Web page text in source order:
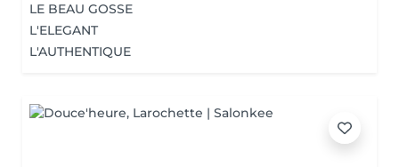
LE BEAU GOSSE
L'ELEGANT
L'AUTHENTIQUE